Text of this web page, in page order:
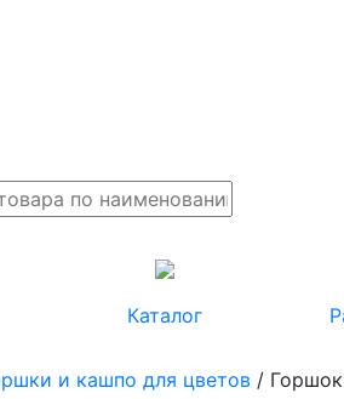
Каталог
и кашпо для цветов /